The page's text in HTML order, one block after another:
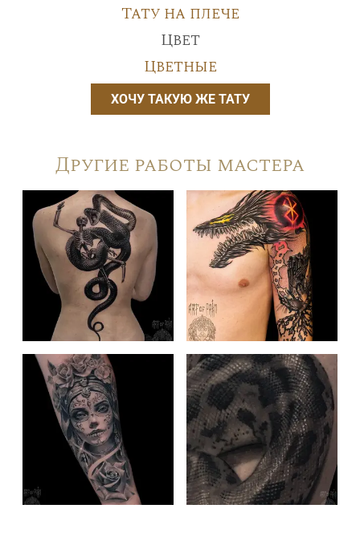
Тату на плече
Цвет
Цветные
ХОЧУ ТАКУЮ ЖЕ ТАТУ
Другие работы мастера